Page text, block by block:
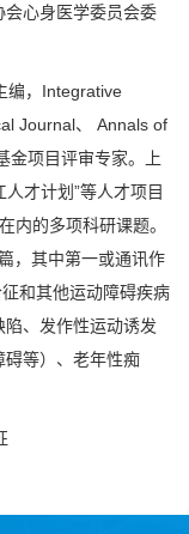
心身医学委员会委
编，Integrative
Journal、 Annals of
金项目评审专家。上
才计划”等人才项目
内的多项科研课题。
，其中第一或通讯作
和其他运动障碍疾病
陷、发作性运动诱发
碍等）、老年性痴